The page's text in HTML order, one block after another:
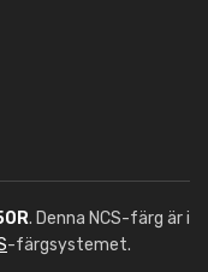
. Denna NCS-färg är i
-färgsystemet.